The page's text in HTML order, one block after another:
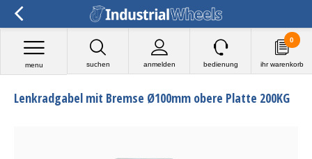
suchen anmelden
menu bedienung ihr warenkorb
0
Lenkradgabel mit Bremse Ø100mm obere Platte 200KG